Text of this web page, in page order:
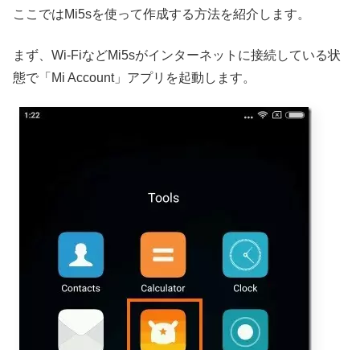
ここではMi5sを使って作成する方法を紹介します。
まず、Wi-FiなどMi5sがインターネットに接続している状
態で「Mi Account」アプリを起動します。